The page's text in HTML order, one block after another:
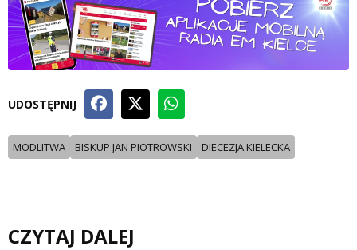
UDOSTĘPNIJ
MODLITWA BISKUP JAN PIOTROWSKI DIECEZJA KIELECKA
CZYTAJ DALEJ